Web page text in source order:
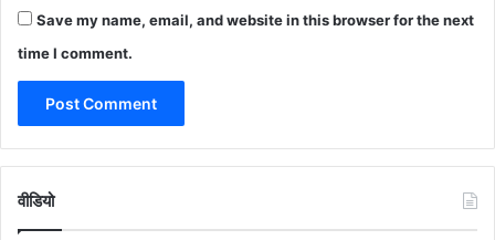
Save my name, email, and website in this browser for the next
time I comment.
वीडियो